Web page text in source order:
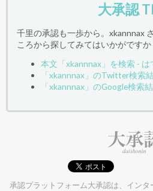
大承認
千里の承認も一歩から。xkannnax
ころから探してみてはいかがですか
本文「xkannnax」を検索 - は
「xkannnax」のTwitter検索
「xkannnax」のGoogle検索
承認プラットフォーム大承認は、イン